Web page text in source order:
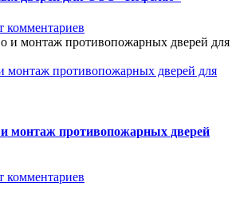
комментариев
монтаж противопожарных дверей для
и монтаж противопожарных дверей
комментариев